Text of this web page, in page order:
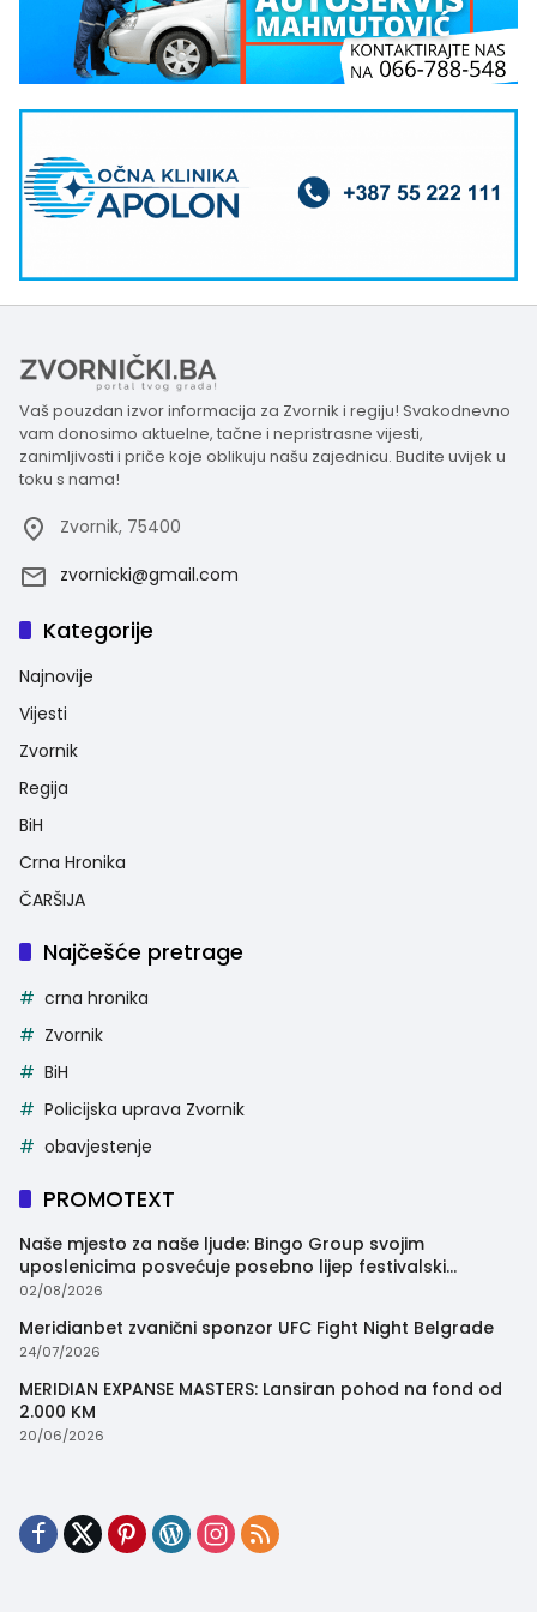
Vaš pouzdan izvor informacija za Zvornik i regiju! Svakodnevno
vam donosimo aktuelne, tačne i nepristrasne vijesti,
zanimljivosti i priče koje oblikuju našu zajednicu. Budite uvijek u
toku s nama!
Zvornik, 75400
zvornicki@gmail.com
Kategorije
Najnovije
Vijesti
Zvornik
Regija
BiH
Crna Hronika
ČARŠIJA
Najčešće pretrage
crna hronika
Zvornik
BiH
Policijska uprava Zvornik
obavjestenje
PROMOTEXT
Naše mjesto za naše ljude: Bingo Group svojim
uposlenicima posvećuje posebno lijep festivalski
trenutak
02/08/2026
Meridianbet zvanični sponzor UFC Fight Night Belgrade
24/07/2026
MERIDIAN EXPANSE MASTERS: Lansiran pohod na fond od
2.000 KM
20/06/2026